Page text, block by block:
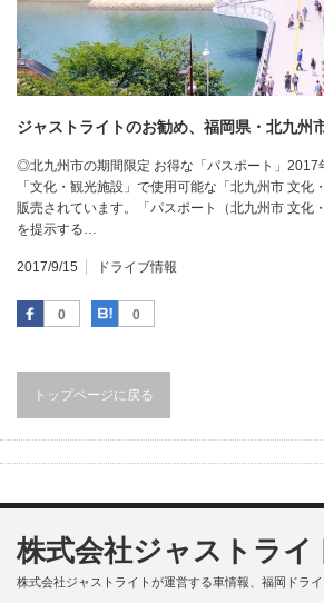
ジャストライトのお勧め、福岡県・北九州
◎北九州市の期間限定 お得な「パスポート」2017
「文化・観光施設」で使用可能な「北九州市 文化
販売されています。「パスポート（北九州市 文化
を提示する…
2017/9/15 ドライブ情報
0
Facebook 0
はてなブックマーク
トップページに戻る
株式会社ジャストライ
株式会社ジャストライトが運営する車情報、福岡ドラ